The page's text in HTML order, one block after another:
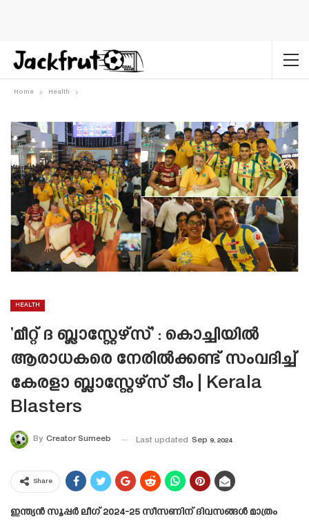
Home Health
HEALTH
‘മീറ്റ് ദ ബ്ലാസ്റ്റേഴ്‌സ്’ : കൊച്ചിയിൽ
ആരാധകരെ നേരില്‍ക്കണ്ട് സംവദിച്ച്
കേരളാ ബ്ലാസ്റ്റേഴ്‌സ് ടീം | Kerala
Blasters
By Creator Sumeeb Last updated Sep 9, 2024
Share
ഇന്ത്യന്‍ സൂപ്പര്‍ ലീഗ് 2024-25 സീസണിന് ദിവസങ്ങള്‍ മാത്രം